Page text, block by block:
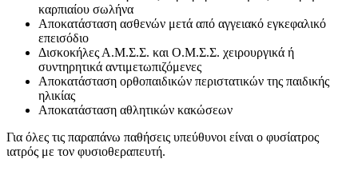
καρπιαίου σωλήνα
Αποκατάσταση ασθενών μετά από αγγειακό εγκεφαλικό
επεισόδιο
Δισκοκήλες Α.Μ.Σ.Σ. και Ο.Μ.Σ.Σ. χειρουργικά ή
συντηρητικά αντιμετωπιζόμενες
Αποκατάσταση ορθοπαιδικών περιστατικών της παιδικής
ηλικίας
Αποκατάσταση αθλητικών κακώσεων
Για όλες τις παραπάνω παθήσεις υπεύθυνοι είναι ο φυσίατρος
ιατρός με τον φυσιοθεραπευτή.